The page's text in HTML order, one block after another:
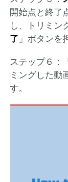
開始点と終了
し、トリミン
了 」ボタンを
ステップ６：
ミングした動
す。